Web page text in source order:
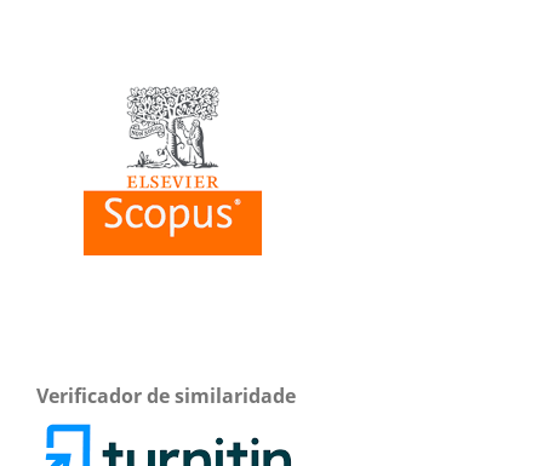
Verificador de similaridade